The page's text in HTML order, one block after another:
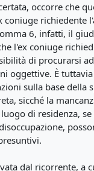
occorre che
coniuge richiedente
6, infatti, il
l'ex coniuge
di procurarsi
oggettive. È
sulla base della
sicché la
di residenza,
dal ricorrente, a